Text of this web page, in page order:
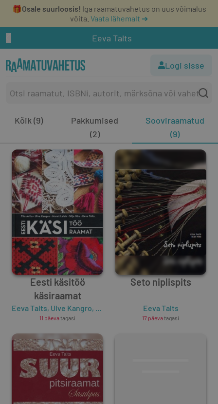
🎁Osale suurloosis! Iga raamatuvahetus on uus võimalus
võita. Vaata lähemalt ➔
Eeva Talts
Logi sisse
Kõik (9)
Pakkumised
(2)
Sooviraamatud
(9)
Eesti käsitöö
käsiraamat
Eeva Talts, Ulve Kangro, Tiia Artla
11 päevatagasi
Seto niplispits
Eeva Talts
17 päevatagasi